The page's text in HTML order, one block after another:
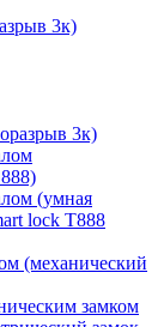
3к)
3к)
(умная
lock T888
(механический
замком